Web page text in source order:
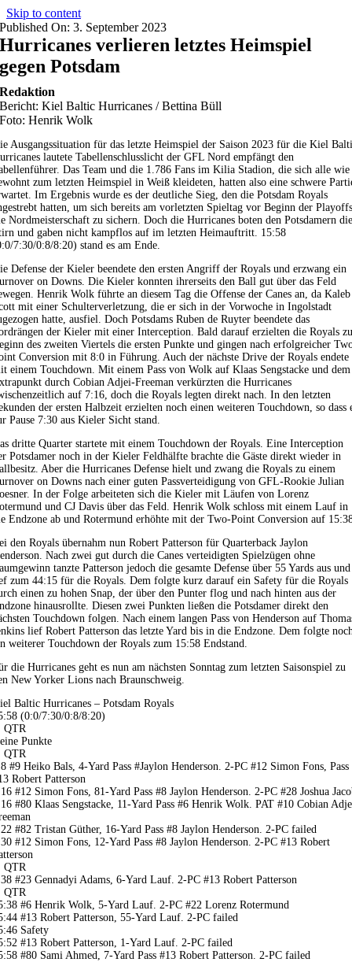
Skip to content
Published On: 3. September 2023
Hurricanes verlieren letztes Heimspiel
gegen Potsdam
Redaktion
Bericht: Kiel Baltic Hurricanes / Bettina Büll
Foto: Henrik Wolk
Ausgangssituation für das letzte Heimspiel der Saison 2023 für die Kiel
lautete Tabellenschlusslicht der GFL Nord empfängt den
Das Team und die 1.786 Fans im Kilia Stadion, die sich alle wie
zum letzten Heimspiel in Weiß kleideten, hatten also eine schwere
Im Ergebnis wurde es der deutliche Sieg, den die Potsdam Royals
hatten, um sich bereits am vorletzten Spieltag vor Beginn der
Nordmeisterschaft zu sichern. Doch die Hurricanes boten den Potsdamern
und gaben nicht kampflos auf im letzten Heimauftritt. 15:58
7:30/0:8/8:20) stand es am Ende.
Defense der Kieler beendete den ersten Angriff der Royals und erzwang ein
on Downs. Die Kieler konnten ihrerseits den Ball gut über das Feld
Henrik Wolk führte an diesem Tag die Offense der Canes an, da Kaleb
mit einer Schulterverletzung, die er sich in der Vorwoche in Ingolstadt
hatte, ausfiel. Doch Potsdams Ruben de Ruyter beendete das
der Kieler mit einer Interception. Bald darauf erzielten die Royals
des zweiten Viertels die ersten Punkte und gingen nach erfolgreicher
Conversion mit 8:0 in Führung. Auch der nächste Drive der Royals endete
einem Touchdown. Mit einem Pass von Wolk auf Klaas Sengstacke und dem
durch Cobian Adjei-Freeman verkürzten die Hurricanes
auf 7:16, doch die Royals legten direkt nach. In den letzten
der ersten Halbzeit erzielten noch einen weiteren Touchdown, so dass
Pause 7:30 aus Kieler Sicht stand.
dritte Quarter startete mit einem Touchdown der Royals. Eine Interception
Potsdamer noch in der Kieler Feldhälfte brachte die Gäste direkt wieder in
Aber die Hurricanes Defense hielt und zwang die Royals zu einem
on Downs nach einer guten Passverteidigung von GFL-Rookie Julian
In der Folge arbeiteten sich die Kieler mit Läufen von Lorenz
und CJ Davis über das Feld. Henrik Wolk schloss mit einem Lauf in
Endzone ab und Rotermund erhöhte mit der Two-Point Conversion auf
den Royals übernahm nun Robert Patterson für Quarterback Jaylon
Nach zwei gut durch die Canes verteidigten Spielzügen ohne
tanzte Patterson jedoch die gesamte Defense über 55 Yards aus und
zum 44:15 für die Royals. Dem folgte kurz darauf ein Safety für die Royals
einen zu hohen Snap, der über den Punter flog und nach hinten aus der
hinausrollte. Diesen zwei Punkten ließen die Potsdamer direkt den
Touchdown folgen. Nach einem langen Pass von Henderson auf
lief Robert Patterson das letzte Yard bis in die Endzone. Dem folgte
weiterer Touchdown der Royals zum 15:58 Endstand.
die Hurricanes geht es nun am nächsten Sonntag zum letzten Saisonspiel zu
New Yorker Lions nach Braunschweig.
Baltic Hurricanes – Potsdam Royals
(0:0/7:30/0:8/8:20)
QTR
Punkte
QTR
#9 Heiko Bals, 4-Yard Pass #Jaylon Henderson. 2-PC #12 Simon Fons, Pass
Robert Patterson
#12 Simon Fons, 81-Yard Pass #8 Jaylon Henderson. 2-PC #28 Joshua
#80 Klaas Sengstacke, 11-Yard Pass #6 Henrik Wolk. PAT #10 Cobian
#82 Tristan Güther, 16-Yard Pass #8 Jaylon Henderson. 2-PC failed
#12 Simon Fons, 12-Yard Pass #8 Jaylon Henderson. 2-PC #13 Robert
QTR
#23 Gennadyi Adams, 6-Yard Lauf. 2-PC #13 Robert Patterson
QTR
#6 Henrik Wolk, 5-Yard Lauf. 2-PC #22 Lorenz Rotermund
#13 Robert Patterson, 55-Yard Lauf. 2-PC failed
Safety
#13 Robert Patterson, 1-Yard Lauf. 2-PC failed
#80 Sami Ahmed, 7-Yard Pass #13 Robert Patterson. 2-PC failed